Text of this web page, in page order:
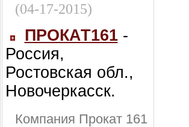
(04-17-2015)
ПРОКАТ161-
Россия,
Ростовская обл.,
Новочеркасск.
Компания Прокат 161